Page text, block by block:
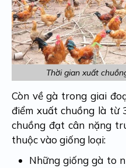
Thời gian xuất
Còn về gà trong giai
điểm xuất chuồng là từ
chuồng đạt cân nặng
thuộc vào giống loại:
Những giống gà to